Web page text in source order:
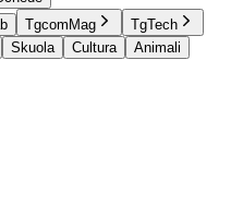
TgcomMag
TgTech
Skuola Cultura
Animali